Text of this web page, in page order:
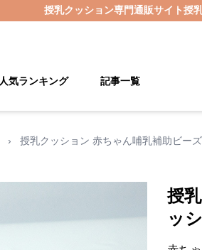
授乳クッション専門通販サイト授
人気ランキング 記事一覧
› 授乳クッション 赤ちゃん哺乳補助ビー
授
ッ